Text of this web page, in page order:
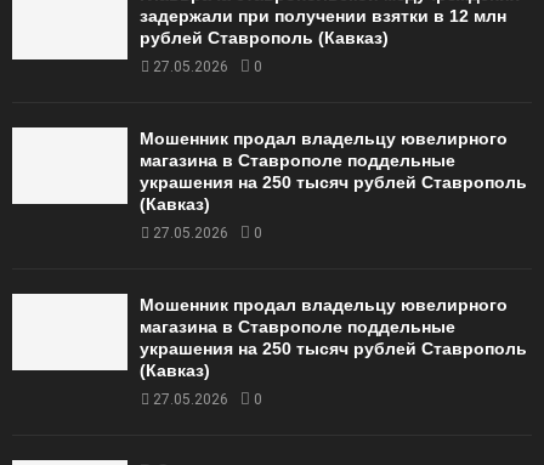
задержали при получении взятки в 12 млн
рублей Ставрополь (Кавказ)
27.05.2026 0
Мошенник продал владельцу ювелирного
магазина в Ставрополе поддельные
украшения на 250 тысяч рублей Ставрополь
(Кавказ)
27.05.2026 0
Мошенник продал владельцу ювелирного
магазина в Ставрополе поддельные
украшения на 250 тысяч рублей Ставрополь
(Кавказ)
27.05.2026 0